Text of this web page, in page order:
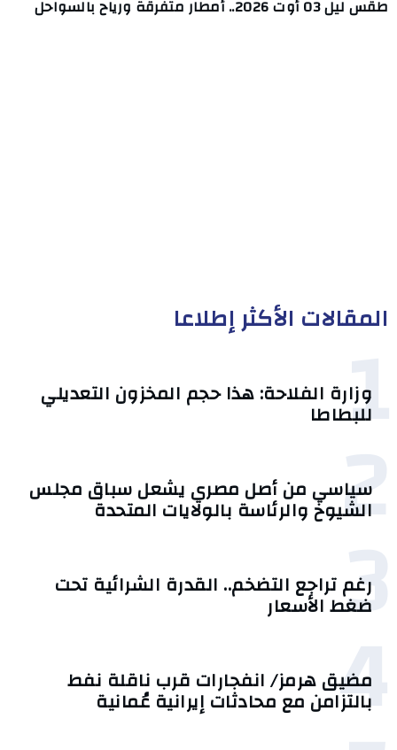
طقس ليل 03 أوت 2026.. أمطار متفرقة ورياح بالسواحل
المقالات الأكثر إطلاعا
1
وزارة الفلاحة: هذا حجم المخزون التعديلي
للبطاطا
2
سياسي من أصل مصري يشعل سباق مجلس
الشيوخ والرئاسة بالولايات المتحدة
3
رغم تراجع التضخم.. القدرة الشرائية تحت
ضغط الأسعار
4
مضيق هرمز/ انفجارات قرب ناقلة نفط
بالتزامن مع محادثات إيرانية عُمانية